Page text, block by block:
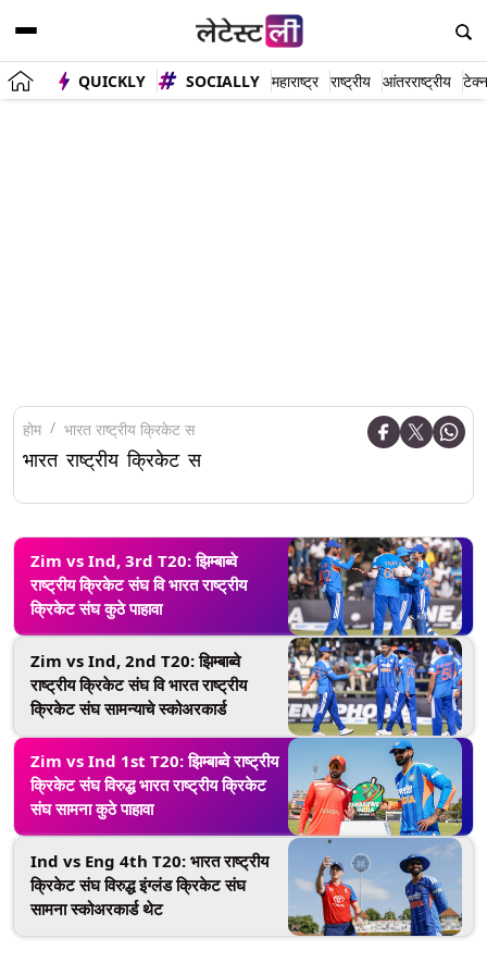
QUICKLY SOCIALLY महाराष्ट्र राष्ट्रीय आंतरराष्ट्रीय
होम भारत राष्ट्रीय क्रिकेट स
भारत राष्ट्रीय क्रिकेट स
Zim vs Ind, 3rd T20: झिम्बाब्वे
राष्ट्रीय क्रिकेट संघ वि भारत राष्ट्रीय
क्रिकेट संघ कुठे पाहावा
Zim vs Ind, 2nd T20: झिम्बाब्वे
राष्ट्रीय क्रिकेट संघ वि भारत राष्ट्रीय
क्रिकेट संघ सामन्याचे स्कोअरकार्ड
Zim vs Ind 1st T20: झिम्बाब्वे राष्ट्रीय
क्रिकेट संघ विरुद्ध भारत राष्ट्रीय क्रिकेट
संघ सामना कुठे पाहावा
Ind vs Eng 4th T20: भारत राष्ट्रीय
क्रिकेट संघ विरुद्ध इंग्लंड क्रिकेट संघ
सामना स्कोअरकार्ड थेट